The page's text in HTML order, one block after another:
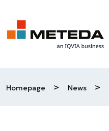
Skip to main content
Homepage > News >